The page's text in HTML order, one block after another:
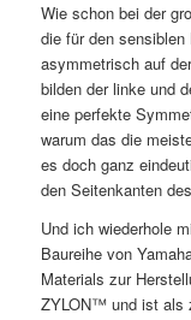
Wie schon bei der
die für den
asymmetrisch auf
bilden der linke und
eine perfekte
warum das die
es doch ganz
den Seitenkanten
Und ich wiederhole
Baureihe von
Materials zur
ZYLON™ und ist als